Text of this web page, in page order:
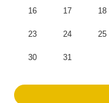
16 17 18
23 24 25
30 31